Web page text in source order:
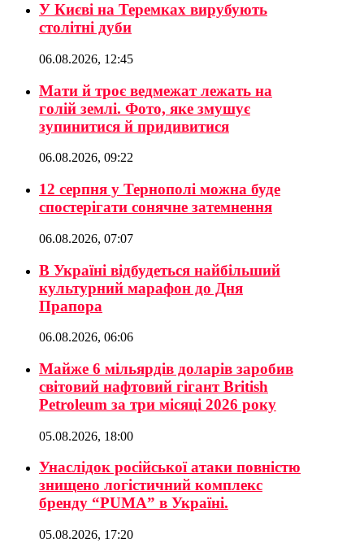
У Києві на Теремках вирубують
столітні дуби
06.08.2026, 12:45
Мати й троє ведмежат лежать на
голій землі. Фото, яке змушує
зупинитися й придивитися
06.08.2026, 09:22
12 серпня у Тернополі можна буде
спостерігати сонячне затемнення
06.08.2026, 07:07
В Україні відбудеться найбільший
культурний марафон до Дня
Прапора
06.08.2026, 06:06
Майже 6 мільярдів доларів заробив
світовий нафтовий гігант British
Petroleum за три місяці 2026 року
05.08.2026, 18:00
Унаслідок російської атаки повністю
знищено логістичний комплекс
бренду “PUMA” в Україні.
05.08.2026, 17:20